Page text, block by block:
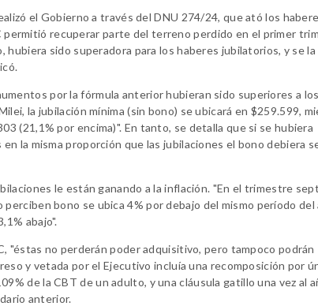
el Gobierno a través del DNU 274/24, que ató los
permitió recuperar parte del terreno perdido en el primer
sido superadora para los haberes jubilatorios, y se
por la fórmula anterior hubieran sido superiores a
la jubilación mínima (sin bono) se ubicará en $259.599,
(21,1% por encima)". En tanto, se detalla que si se hubiera
la misma proporción que las jubilaciones el bono debiera
le están ganando a la inflación. "En el trimestre
bono se ubica 4% por debajo del mismo período del
abajo".
"éstas no perderán poder adquisitivo, pero tampoco podrán
y vetada por el Ejecutivo incluía una recomposición por
de la CBT de un adulto, y una cláusula gatillo una vez al
anterior.